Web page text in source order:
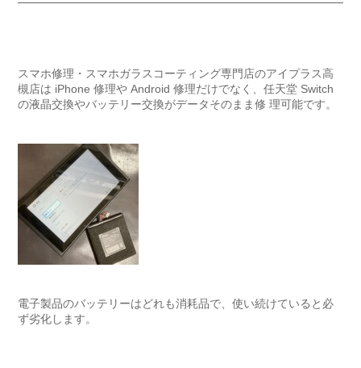
スマホ修理・スマホガラスコーティング専門店のアイプラス高
槻店は iPhone 修理や Android 修理だけでなく、任天堂 Switch
の液晶交換やバッテリー交換がデータそのまま修 理可能です。
電子製品のバッテリーはどれも消耗品で、使い続けていると必
ず劣化します。